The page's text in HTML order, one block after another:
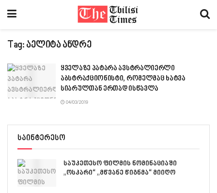
Tag: აელიტა ანდრე
ყველაზე პატარა ავსტრალიერლი
აბსტრაქციონისტი, რომელმაც ხატვა
სიარულთან ერთად ისწავლა
04/03/2019
საინტერესო
საუკეთესო ფილმის ნომინაციაში
„ოსკარი“ „მწვანე წიგნმა“ მიიღო